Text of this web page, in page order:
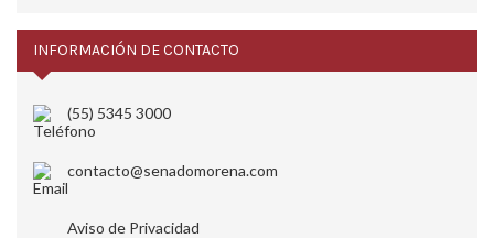
INFORMACIÓN DE CONTACTO
(55) 5345 3000
contacto@senadomorena.com
Aviso de Privacidad